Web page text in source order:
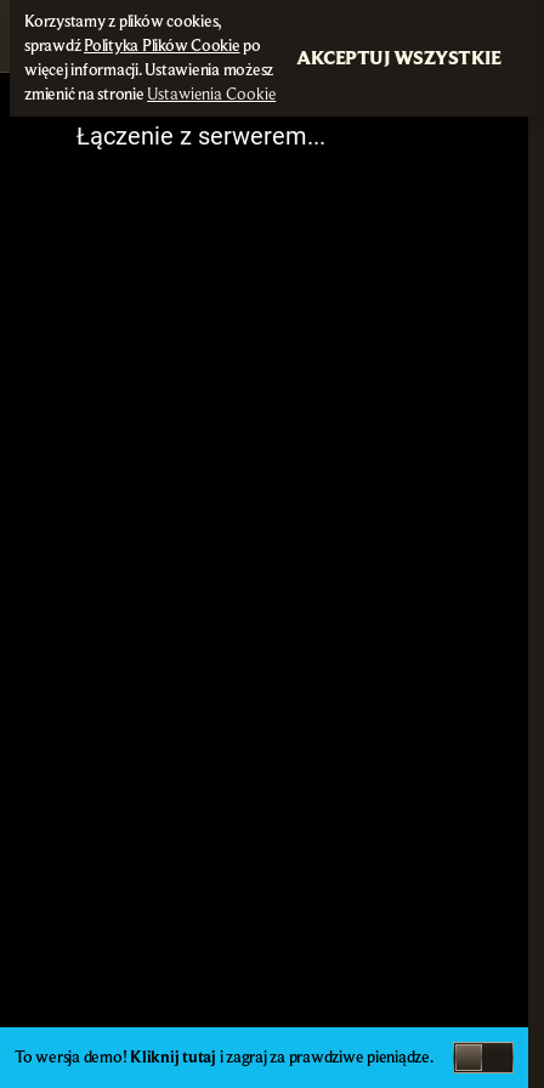
To wersja demo!Kliknij tutaj i zagraj za prawdziwe pieniądze.
Korzystamy z plików cookies,
sprawdźPolityka Plików Cookiepo
więcej informacji. Ustawienia możesz
zmienić na stronie Ustawienia Cookie
AKCEPTUJ WSZYSTKIE